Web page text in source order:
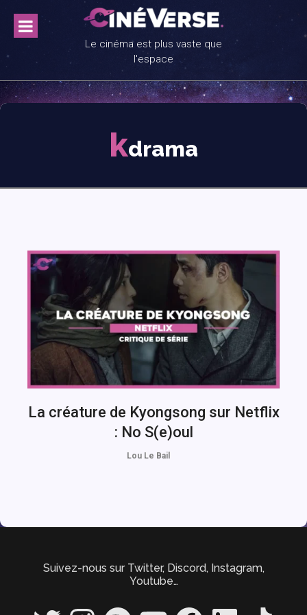
content
Le cinéma est plus vaste que
l'espace
kdrama
La créature de Kyongsong sur Netflix
: No S(e)oul
Lou Le Bail
Suivez-nous sur Twitter, Discord, Instagram,
Youtube…
Twitter InstagramSpotify YouTube FacebookLinkedIn TikTok